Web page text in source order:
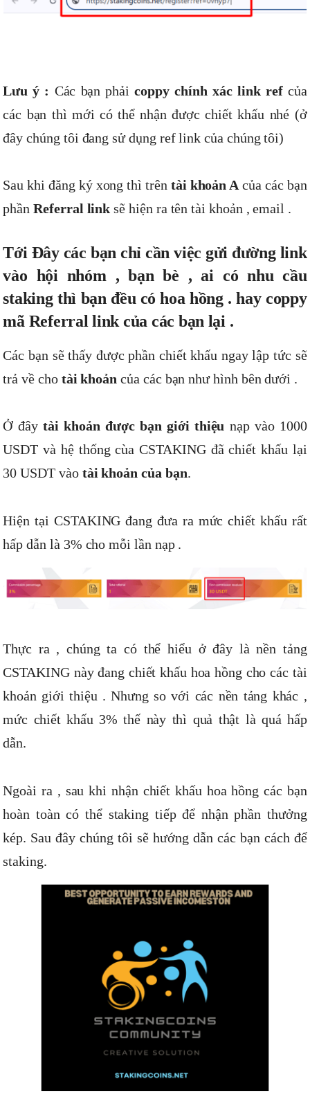
Lưu ý : Các bạn phảicoppy chính xác link ref của
các bạn thì mới có thể nhận được chiết khấu nhé (ở
đây chúng tôi đang sử dụng ref link của chúng tôi)
Sau khi đăng ký xong thì trên tài khoản A của các bạn
phầnReferral linksẽ hiện ra tên tài khoản , email .
Tới Đây các bạn chỉ cần việc gửi đường link
vào hội nhóm , bạn bè , ai có nhu cầu
staking thì bạn đều có hoa hồng . hay coppy
mã Referral link của các bạn lại .
Các bạn sẽ thấy được phần chiết khấu ngay lập tức sẽ
trả về cho tài khoảncủa các bạn như hình bên dưới .
Ở đây tài khoản được bạn giới thiệu nạp vào 1000
USDT và hệ thống cùa CSTAKING đã chiết khấu lại
30 USDT vào tài khoản của bạn.
Hiện tại CSTAKING đang đưa ra mức chiết khấu rất
hấp dẫn là 3% cho mỗi lần nạp .
Thực ra , chúng ta có thể hiểu ở đây là nền tảng
CSTAKING này đang chiết khấu hoa hồng cho các tài
khoản giới thiệu . Nhưng so với các nền tảng khác ,
mức chiết khấu 3% thế này thì quả thật là quá hấp
dẫn.
Ngoài ra , sau khi nhận chiết khấu hoa hồng các bạn
hoàn toàn có thể staking tiếp để nhận phần thưởng
kép. Sau đây chúng tôi sẽ hướng dẫn các bạn cách để
staking.